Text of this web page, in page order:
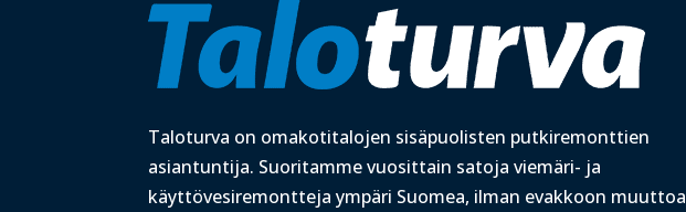
Taloturva on omakotitalojen sisäpuolisten putkiremonttien
asiantuntija. Suoritamme vuosittain satoja viemäri- ja
käyttövesiremontteja ympäri Suomea, ilman evakkoon muuttoa